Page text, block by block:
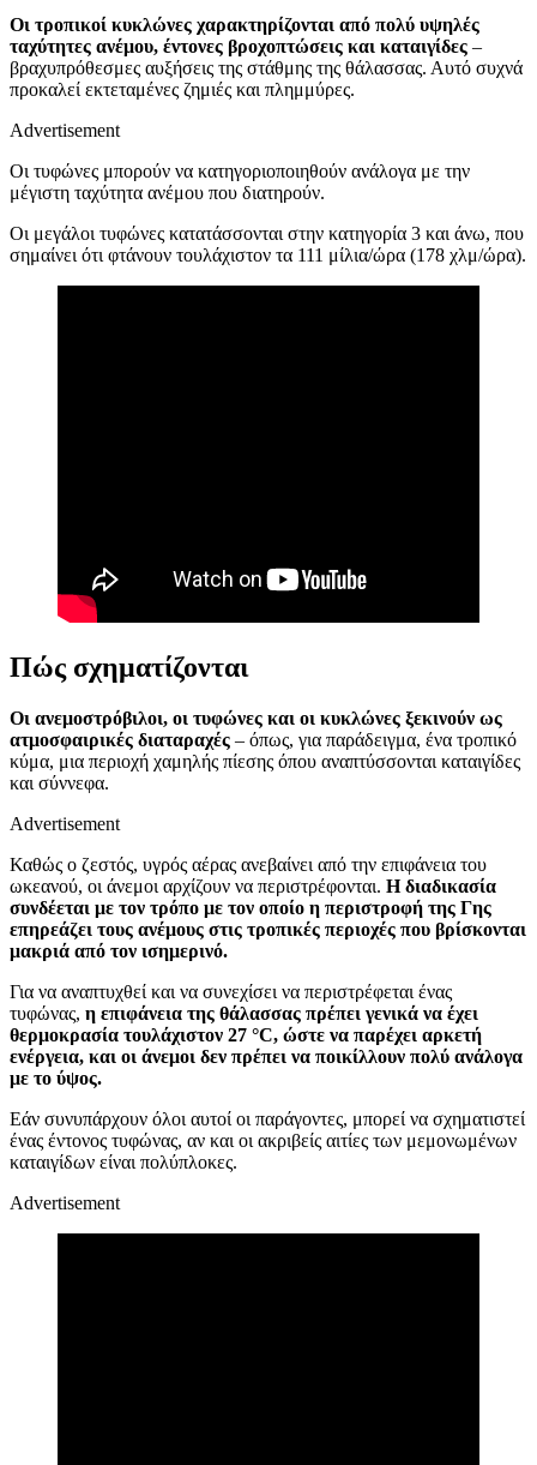
Οι τροπικοί κυκλώνες χαρακτηρίζονται από πολύ υψηλές
ταχύτητες ανέμου, έντονες βροχοπτώσεις και καταιγίδες –
βραχυπρόθεσμες αυξήσεις της στάθμης της θάλασσας. Αυτό συχνά
προκαλεί εκτεταμένες ζημιές και πλημμύρες.
Advertisement
Οι τυφώνες μπορούν να κατηγοριοποιηθούν ανάλογα με την
μέγιστη ταχύτητα ανέμου που διατηρούν.
Οι μεγάλοι τυφώνες κατατάσσονται στην κατηγορία 3 και άνω, που
σημαίνει ότι φτάνουν τουλάχιστον τα 111 μίλια/ώρα (178 χλμ/ώρα).
Πώς σχηματίζονται
Οι ανεμοστρόβιλοι, οι τυφώνες και οι κυκλώνες ξεκινούν ως
ατμοσφαιρικές διαταραχές – όπως, για παράδειγμα, ένα τροπικό
κύμα, μια περιοχή χαμηλής πίεσης όπου αναπτύσσονται καταιγίδες
και σύννεφα.
Advertisement
Καθώς ο ζεστός, υγρός αέρας ανεβαίνει από την επιφάνεια του
ωκεανού, οι άνεμοι αρχίζουν να περιστρέφονται. Η διαδικασία
συνδέεται με τον τρόπο με τον οποίο η περιστροφή της Γης
επηρεάζει τους ανέμους στις τροπικές περιοχές που βρίσκονται
μακριά από τον ισημερινό.
Για να αναπτυχθεί και να συνεχίσει να περιστρέφεται ένας
τυφώνας, η επιφάνεια της θάλασσας πρέπει γενικά να έχει
θερμοκρασία τουλάχιστον 27 °C, ώστε να παρέχει αρκετή
ενέργεια, και οι άνεμοι δεν πρέπει να ποικίλλουν πολύ ανάλογα
με το ύψος.
Εάν συνυπάρχουν όλοι αυτοί οι παράγοντες, μπορεί να σχηματιστεί
ένας έντονος τυφώνας, αν και οι ακριβείς αιτίες των μεμονωμένων
καταιγίδων είναι πολύπλοκες.
Advertisement